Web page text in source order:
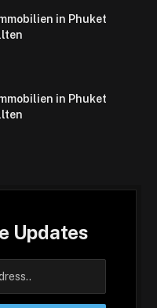
in Phuket
in Phuket
Updates